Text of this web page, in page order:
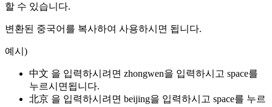
할 수 있습니다.
변환된 중국어를 복사하여 사용하시면 됩니다.
예시)
中文 을 입력하시려면 zhongwen을 입력하시고 space를
누르시면됩니다.
北京 을 입력하시려면 beijing을 입력하시고 space를 누르